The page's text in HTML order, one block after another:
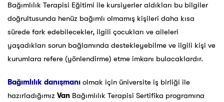
Bağımlılık Terapisi Eğitimi ile kursiyerler aldıkları bu bilgiler
doğrultusunda henüz bağımlı olmamış kişileri daha kısa
sürede fark edebilecekler, ilgili çocukları ve aileleri
yaşadıkları sorun bağlamında destekleyebilme ve ilgili kişi ve
kurumlara refere (yönlendirme) etme imkanı bulacaklardır.
Bağımlılık danışmanı olmak için üniversite iş birliği ile
hazırladığımız Van Bağımlılık Terapisi Sertifika programına